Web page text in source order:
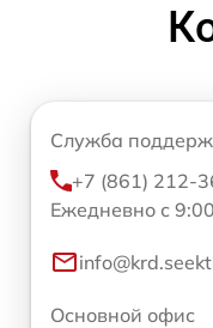
Служба
+7 (861) 212-
Ежедневно с
Основной офис